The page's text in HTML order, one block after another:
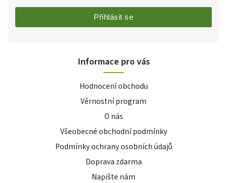
Přihlásit se
Informace pro vás
Hodnocení obchodu
Věrnostní program
O nás
Všeobecné obchodní podmínky
Podmínky ochrany osobních údajů
Doprava zdarma
Napište nám